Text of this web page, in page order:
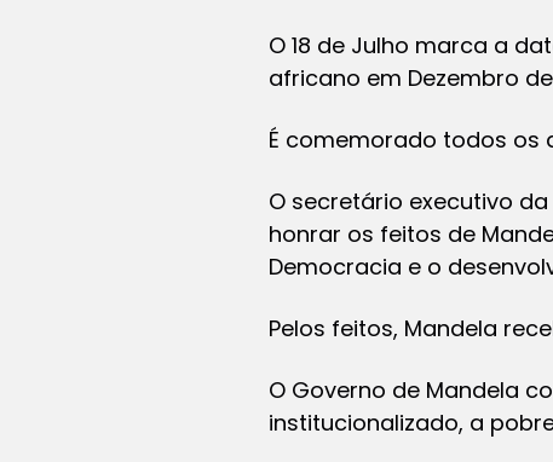
O 18 de Julho marca a
africano em Dezembro
É comemorado todos os
O secretário executivo
honrar os feitos de
Democracia e o
Pelos feitos, Mandela
O Governo de Mandela
institucionalizado, a